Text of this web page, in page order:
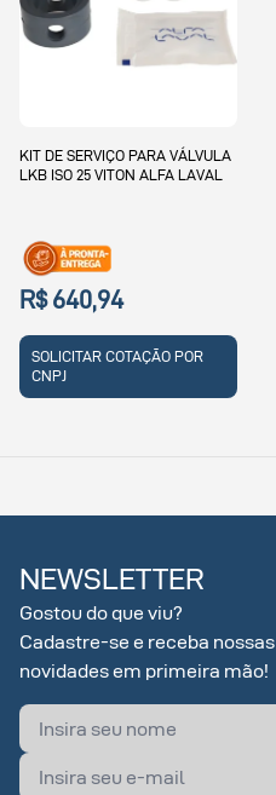
KIT DE SERVIÇO PARA VÁLVULA
LKB ISO 25 VITON ALFA LAVAL
R$ 640,94
SOLICITAR COTAÇÃO POR
CNPJ
NEWSLETTER
Gostou do que viu?
Cadastre-se e receba nossas
novidades em primeira mão!